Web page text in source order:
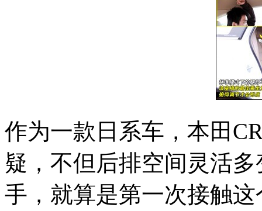
作为一款日系车，本田
疑，不但后排空间灵活
手，就算是第一次接触